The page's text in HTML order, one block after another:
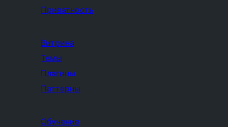
Приватность
Витрина
Темы
Плагины
Паттерны
Обучение